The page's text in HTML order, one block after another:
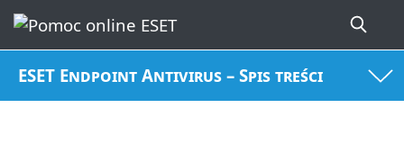
ESET Endpoint Antivirus – Spis treści